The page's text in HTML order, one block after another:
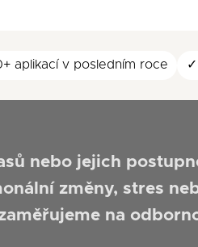
aplikací v posledním roce
nebo jejich
změny, stres
na